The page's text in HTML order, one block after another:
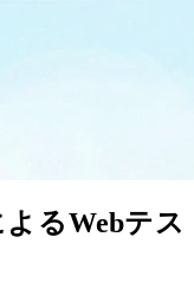
るWebテス